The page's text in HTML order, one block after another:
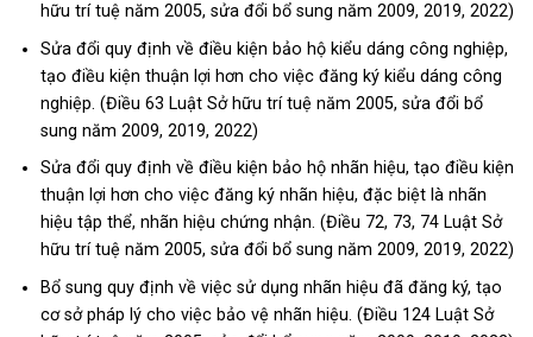
hữu trí tuệ năm 2005, sửa đổi bổ sung năm 2009, 2019, 2022)
Sửa đổi quy định về điều kiện bảo hộ kiểu dáng công nghiệp,
tạo điều kiện thuận lợi hơn cho việc đăng ký kiểu dáng công
nghiệp. (Điều 63 Luật Sở hữu trí tuệ năm 2005, sửa đổi bổ
sung năm 2009, 2019, 2022)
Sửa đổi quy định về điều kiện bảo hộ nhãn hiệu, tạo điều kiện
thuận lợi hơn cho việc đăng ký nhãn hiệu, đặc biệt là nhãn
hiệu tập thể, nhãn hiệu chứng nhận. (Điều 72, 73, 74 Luật Sở
hữu trí tuệ năm 2005, sửa đổi bổ sung năm 2009, 2019, 2022)
Bổ sung quy định về việc sử dụng nhãn hiệu đã đăng ký, tạo
cơ sở pháp lý cho việc bảo vệ nhãn hiệu. (Điều 124 Luật Sở